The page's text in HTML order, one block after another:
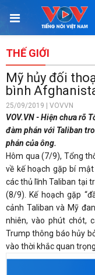
THẾ GIỚI
Mỹ hủy đối
bình
25/09/2019 | VOVVN
VOV.VN - Hiện chưa rõ
đàm phán với Taliban
phán của ông.
Hôm qua (7/9), Tổng
về kế hoạch gặp bí
các thủ lĩnh Taliban tại
(8/9). Kế hoạch gặp
cảnh Taliban và Mỹ
nhiên, vào phút chót,
Trump thông báo hủy
vào thời khắc quan